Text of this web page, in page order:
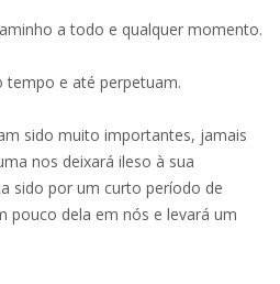
a todo e qualquer momento.
tempo e até perpetuam.
sido muito importantes, jamais
nos deixará ileso à sua
sido por um curto período de
pouco dela em nós e levará um